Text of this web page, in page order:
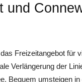
und
Freizeitangebot für
Verlängerung der
Bequem umsteigen